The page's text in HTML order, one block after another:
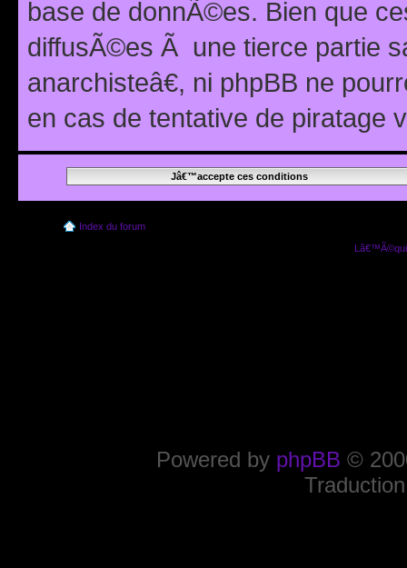
base de donnÃ©es. Bien que
diffusÃ©es Ã une tierce partie
anarchisteâ€, ni phpBB ne
en cas de tentative de piratage
Index du forum
Powered by phpBB ©